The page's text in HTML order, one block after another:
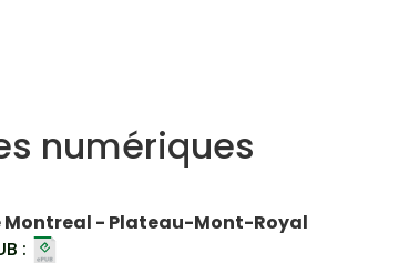
numériques
Montreal - Plateau-Mont-Royal
: